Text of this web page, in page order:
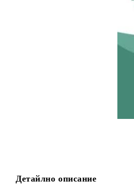
Детайлно описание